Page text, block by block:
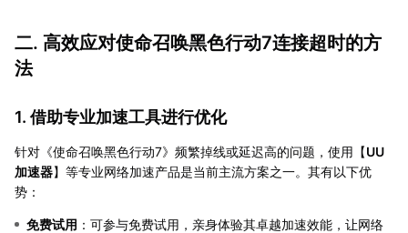
二. 高效应对使命召唤黑色行动7连接超时的方
法
1. 借助专业加速工具进行优化
针对《使命召唤黑色行动7》频繁掉线或延迟高的问题，使用【UU
加速器】等专业网络加速产品是当前主流方案之一。其有以下优
势：
免费试用 ：可参与免费试用，亲身体验其卓越加速效能，让网络